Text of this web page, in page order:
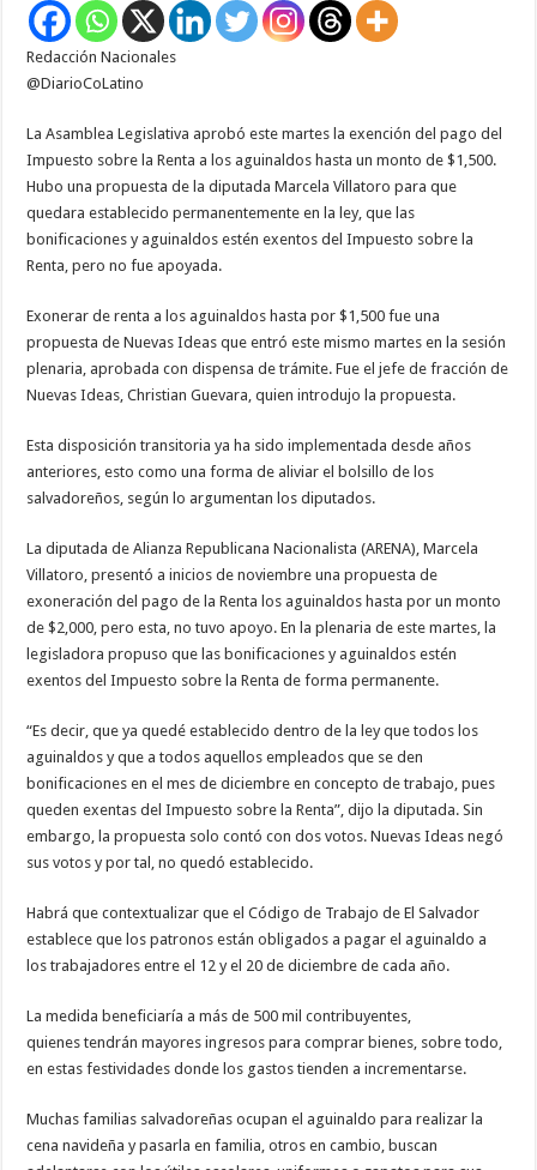
a
aguinaldos
menores
Redacción Nacionales
@DiarioCoLatino
La Asamblea Legislativa aprobó este martes la exención del pago del
Impuesto sobre la Renta a los aguinaldos hasta un monto de $1,500.
Hubo una propuesta de la diputada Marcela Villatoro para que
quedara establecido permanentemente en la ley, que las
bonificaciones y aguinaldos estén exentos del Impuesto sobre la
Renta, pero no fue apoyada.
Exonerar de renta a los aguinaldos hasta por $1,500 fue una
propuesta de Nuevas Ideas que entró este mismo martes en la sesión
plenaria, aprobada con dispensa de trámite. Fue el jefe de fracción de
Nuevas Ideas, Christian Guevara, quien introdujo la propuesta.
Esta disposición transitoria ya ha sido implementada desde años
anteriores, esto como una forma de aliviar el bolsillo de los
salvadoreños, según lo argumentan los diputados.
La diputada de Alianza Republicana Nacionalista (ARENA), Marcela
Villatoro, presentó a inicios de noviembre una propuesta de
exoneración del pago de la Renta los aguinaldos hasta por un monto
de $2,000, pero esta, no tuvo apoyo. En la plenaria de este martes, la
legisladora propuso que las bonificaciones y aguinaldos estén
exentos del Impuesto sobre la Renta de forma permanente.
“Es decir, que ya quedé establecido dentro de la ley que todos los
aguinaldos y que a todos aquellos empleados que se den
bonificaciones en el mes de diciembre en concepto de trabajo, pues
queden exentas del Impuesto sobre la Renta”, dijo la diputada. Sin
embargo, la propuesta solo contó con dos votos. Nuevas Ideas negó
sus votos y por tal, no quedó establecido.
Habrá que contextualizar que el Código de Trabajo de El Salvador
establece que los patronos están obligados a pagar el aguinaldo a
los trabajadores entre el 12 y el 20 de diciembre de cada año.
La medida beneficiaría a más de 500 mil contribuyentes,
quienes tendrán mayores ingresos para comprar bienes, sobre todo,
en estas festividades donde los gastos tienden a incrementarse.
Muchas familias salvadoreñas ocupan el aguinaldo para realizar la
cena navideña y pasarla en familia, otros en cambio, buscan